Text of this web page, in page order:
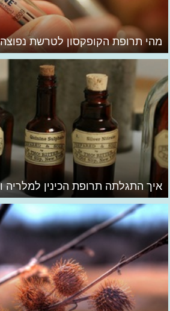
מהי תרופת הקופקסון לטרשת
איך התגלתה תרופת הכינין למלריה